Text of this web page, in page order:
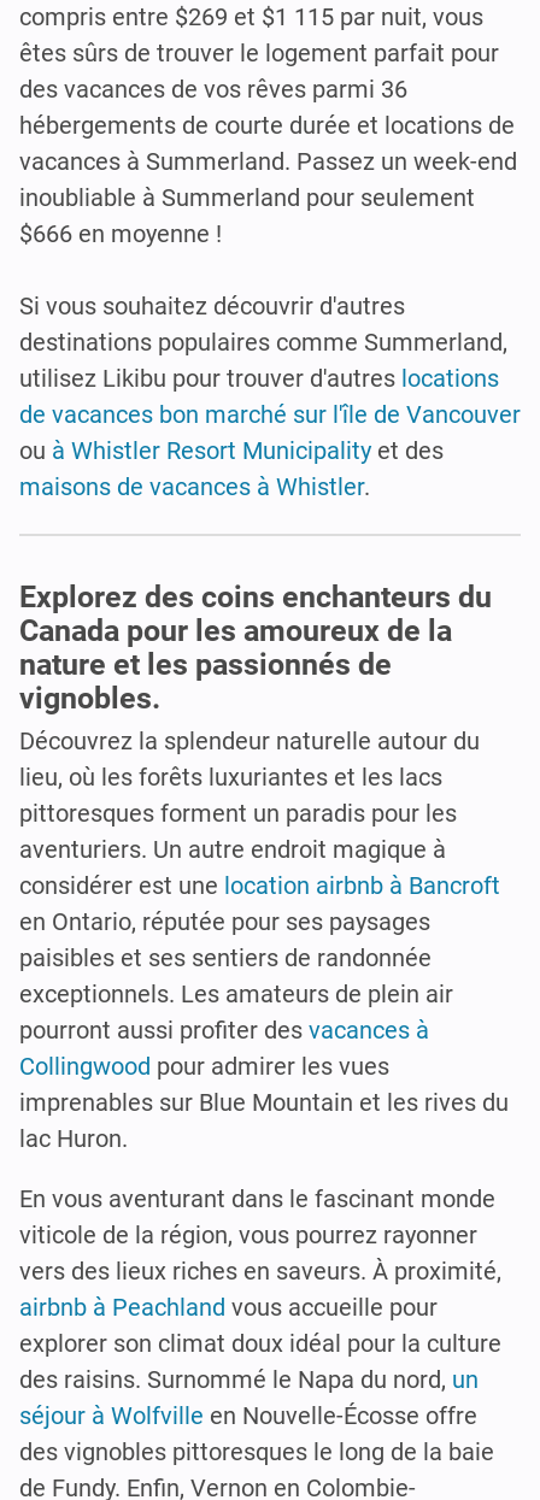
compris entre $269 et $1 115 par nuit, vous
êtes sûrs de trouver le logement parfait pour
des vacances de vos rêves parmi 36
hébergements de courte durée et locations de
vacances à Summerland. Passez un week-end
inoubliable à Summerland pour seulement
$666 en moyenne !
Si vous souhaitez découvrir d'autres
destinations populaires comme Summerland,
utilisez Likibu pour trouver d'autres locations
de vacances bon marché sur l'île de Vancouver
ou à Whistler Resort Municipality et des
maisons de vacances à Whistler.
Explorez des coins enchanteurs du
Canada pour les amoureux de la
nature et les passionnés de
vignobles.
Découvrez la splendeur naturelle autour du
lieu, où les forêts luxuriantes et les lacs
pittoresques forment un paradis pour les
aventuriers. Un autre endroit magique à
considérer est une location airbnb à Bancroft
en Ontario, réputée pour ses paysages
paisibles et ses sentiers de randonnée
exceptionnels. Les amateurs de plein air
pourront aussi profiter des vacances à
Collingwood pour admirer les vues
imprenables sur Blue Mountain et les rives du
lac Huron.
En vous aventurant dans le fascinant monde
viticole de la région, vous pourrez rayonner
vers des lieux riches en saveurs. À proximité,
airbnb à Peachland vous accueille pour
explorer son climat doux idéal pour la culture
des raisins. Surnommé le Napa du nord, un
séjour à Wolfville en Nouvelle-Écosse offre
des vignobles pittoresques le long de la baie
de Fundy. Enfin, Vernon en Colombie-